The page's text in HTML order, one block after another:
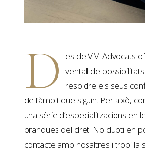
D
es de VM Advocats
ventall de
resoldre els seus
de l’àmbit que siguin. Per això,
una sèrie d’especialitzacions en
branques del dret. No dubti en
contacte amb nosaltres i trobi la